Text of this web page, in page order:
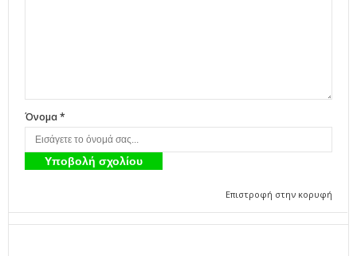
Όνομα *
Επιστροφή στην κορυφή